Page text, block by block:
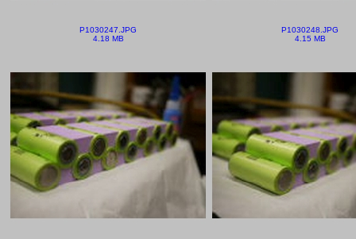
P1030247.JPG
4.18 MB
P1030248.JPG
4.15 MB